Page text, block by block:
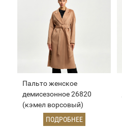
Пальто женское
демисезонное 26820
(кэмел ворсовый)
ПОДРОБНЕЕ